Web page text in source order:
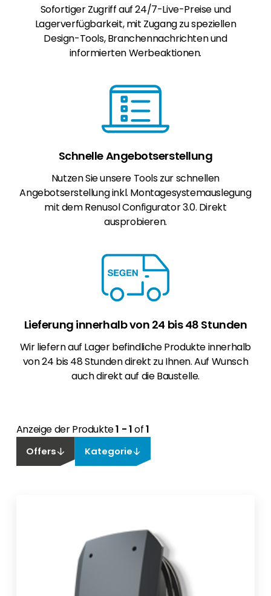
Sofortiger Zugriff auf 24/7-Live-Preise und
Lagerverfügbarkeit, mit Zugang zu speziellen
Design-Tools, Branchennachrichten und
informierten Werbeaktionen.
Schnelle Angebotserstellung
Nutzen Sie unsere Tools zur schnellen
Angebotserstellung inkl. Montagesystemauslegung
mit dem Renusol Configurator 3.0. Direkt
ausprobieren.
Lieferung innerhalb von 24 bis 48 Stunden
Wir liefern auf Lager befindliche Produkte innerhalb
von 24 bis 48 Stunden direkt zu Ihnen. Auf Wunsch
auch direkt auf die Baustelle.
Anzeige der Produkte1 - 1of1
Offers Kategorie